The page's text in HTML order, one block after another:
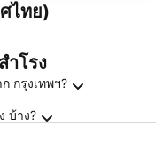
ไทย)
ำโรง
กรุงเทพฯ?
บ้าง?